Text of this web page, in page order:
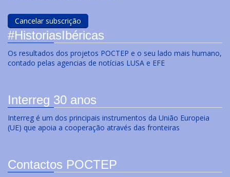
#HistoriasIbéricas
Os resultados dos projetos POCTEP e o seu lado mais humano,
contado pelas agencias de notícias LUSA e EFE
Interreg 30 anos
Interreg é um dos principais instrumentos da União Europeia
(UE) que apoia a cooperação através das fronteiras
Contactos POCTEP